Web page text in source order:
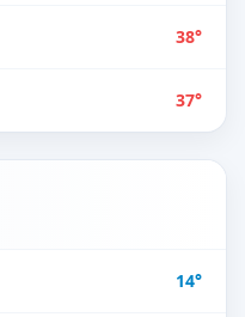
38°
37°
14°